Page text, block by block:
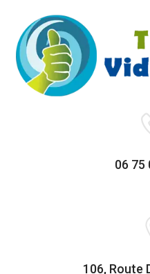
06 75
106, Route